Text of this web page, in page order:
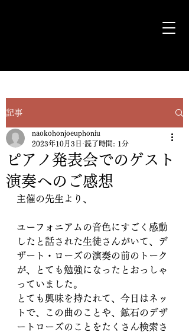
記事
ピアノ発表会でのゲスト
演奏へのご感想
naokohonjoeuphoniu
2023年10月3日 読了時間: 1分
主催の先生より、
ユーフォニアムの音色にすごく感動
したと話された生徒さんがいて、デ
ザート・ローズの演奏の前のトーク
が、とても勉強になったとおっしゃ
っていました。
とても興味を持たれて、今日はネッ
トで、この曲のことや、鉱石のデザ
ートローズのことをたくさん検索さ